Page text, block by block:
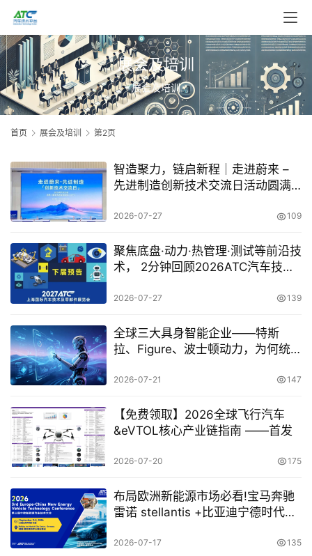
展会及培训
展会及培训
首页 展会及培训 第2页
智造聚力，链启新程｜走进蔚来 –
先进制造创新技术交流日活动圆满
2026-07-27 109
聚焦底盘·动力·热管理·测试等前沿技
术， 2分钟回顾2026ATC汽车技术
2026-07-27 139
全球三大具身智能企业——特斯
拉、Figure、波士顿动力，为何统
2026-07-21 147
【免费领取】2026全球飞行汽车
&eVTOL核心产业链指南 ——首发
2026-07-20 175
布局欧洲新能源市场必看!宝马奔驰
雷诺 stellantis +比亚迪宁德时代理
2026-07-17 135